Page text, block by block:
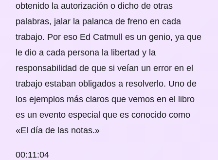
obtenido la autorización o dicho de otras
palabras, jalar la palanca de freno en cada
trabajo. Por eso Ed Catmull es un genio, ya que
le dio a cada persona la libertad y la
responsabilidad de que si veían un error en el
trabajo estaban obligados a resolverlo. Uno de
los ejemplos más claros que vemos en el libro
es un evento especial que es conocido como
«El día de las notas.»
00:11:04